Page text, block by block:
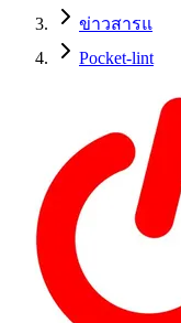
ข่าวสารแ
Pocket-lint